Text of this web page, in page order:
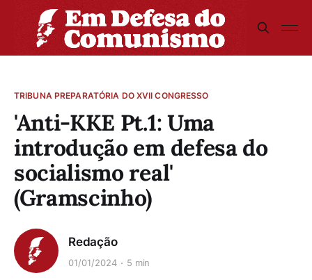
TRIBUNA PREPARATÓRIA DO XVII CONGRESSO
'Anti-KKE Pt.1: Uma
introdução em defesa do
socialismo real'
(Gramscinho)
Redação
01/01/2024 5 min